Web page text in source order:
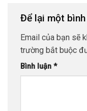
Để lại một bình
Email của bạn sẽ
trường bắt buộc
Bình luận *